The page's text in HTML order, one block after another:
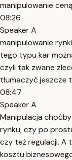
manipulowanie
08:26
Speaker A
manipulowanie
tego typu kar
czyli tak zwane
tłumaczyć jeszcze
08:47
Speaker A
Manipulacja
rynku, czy po
czy też regulacji. A
kosztu